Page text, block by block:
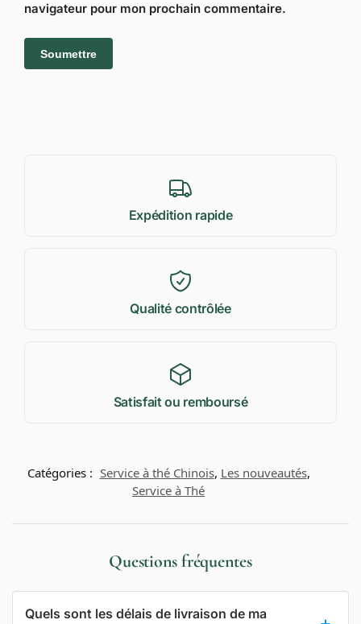
navigateur pour mon prochain commentaire.
Expédition rapide
Qualité contrôlée
Satisfait ou remboursé
Catégories : Service à thé Chinois, Les nouveautés,
Service à Thé
Questions fréquentes
Quels sont les délais de livraison de ma